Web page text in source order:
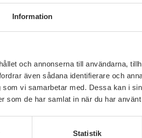
Information
och annonserna till användarna,
även sådana identifierare och
vi samarbetar med. Dessa kan i
som de har samlat in när du har
Statistik
nyheter